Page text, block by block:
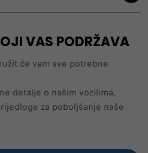
VAS PODRŽAVA
će vam sve potrebne
detalje o našim vozilima,
za poboljšanje naše